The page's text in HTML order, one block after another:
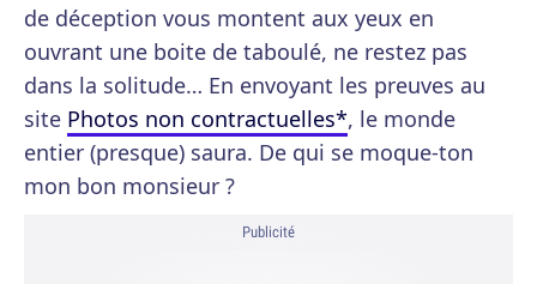
de déception vous montent aux yeux en
ouvrant une boite de taboulé, ne restez pas
dans la solitude… En envoyant les preuves au
site Photos non contractuelles*, le monde
entier (presque) saura. De qui se moque-ton
mon bon monsieur ?
Publicité